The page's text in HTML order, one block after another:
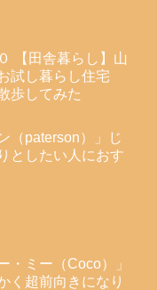
【田舎暮らし】山
試し暮らし住宅
歩してみた
（paterson）」じ
としたい人におす
・ミー（Coco）」
く超前向きになり